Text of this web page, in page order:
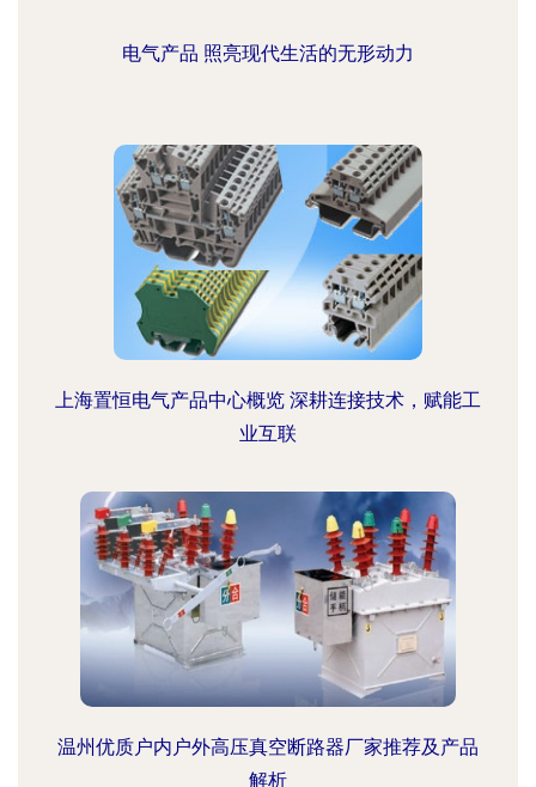
电气产品 照亮现代生活的无形动力
上海置恒电气产品中心概览 深耕连接技术，赋能工
业互联
温州优质户内户外高压真空断路器厂家推荐及产品
解析